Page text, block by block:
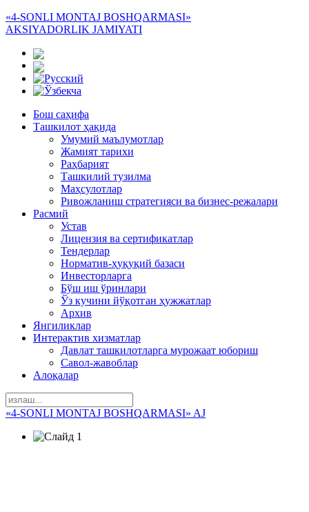
«4-SONLI MONTAJ BOSHQARMASI»
AKSIYADORLIK JAMIYATI
Бош саҳифа
Ташкилот ҳақида
Умумий маълумотлар
Жамият тарихи
Раҳбарият
Ташкилий тузилма
Маҳсулотлар
Ривожланиш стратегияси ва бизнес-режалари
Расмий
Устав
Лицензия ва сертификатлар
Тендерлар
Норматив-ҳуқуқий базаси
Инвесторларга
Бўш иш ўринлари
Ўз кучини йўқотган ҳужжатлар
Архив
Янгиликлар
Интерактив хизматлар
Давлат ташкилотларга мурожаат юбориш
Савол-жавоблар
Алоқалар
«4-SONLI MONTAJ BOSHQARMASI» AJ